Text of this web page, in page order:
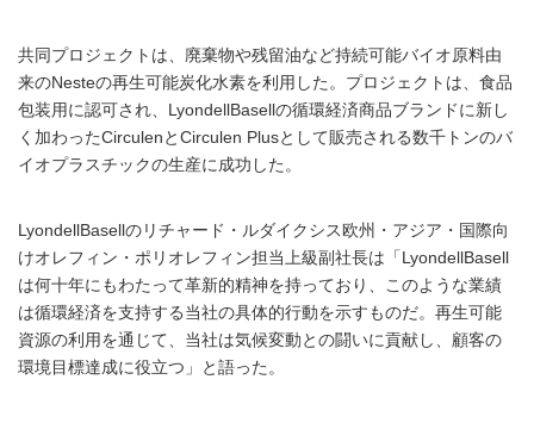
共同プロジェクトは、廃棄物や残留油など持続可能バイオ原料由
来のNesteの再生可能炭化水素を利用した。プロジェクトは、食品
包装用に認可され、LyondellBasellの循環経済商品ブランドに新し
く加わったCirculenとCirculen Plusとして販売される数千トンのバ
イオプラスチックの生産に成功した。
LyondellBasellのリチャード・ルダイクシス欧州・アジア・国際向
けオレフィン・ポリオレフィン担当上級副社長は「LyondellBasell
は何十年にもわたって革新的精神を持っており、このような業績
は循環経済を支持する当社の具体的行動を示すものだ。再生可能
資源の利用を通じて、当社は気候変動との闘いに貢献し、顧客の
環境目標達成に役立つ」と語った。